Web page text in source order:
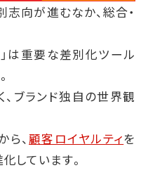
向が進むなか、総合・
」は重要な差別化ツール
ブランド独自の世界観
ら、顧客ロイヤルティを
しています。